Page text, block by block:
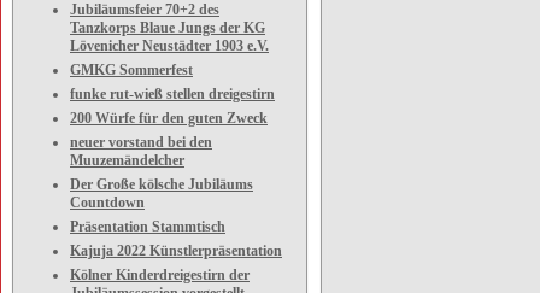
Jubiläumsfeier 70+2 des
Tanzkorps Blaue Jungs der KG
Lövenicher Neustädter 1903 e.V.
GMKG Sommerfest
funke rut-wieß stellen dreigestirn
200 Würfe für den guten Zweck
neuer vorstand bei den
Muuzemändelcher
Der Große kölsche Jubiläums
Countdown
Präsentation Stammtisch
Kajuja 2022 Künstlerpräsentation
Kölner Kinderdreigestirn der